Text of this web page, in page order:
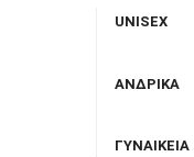
UNISEX
ΑΝΔΡΙΚΑ
ΓΥΝΑΙΚΕΙΑ